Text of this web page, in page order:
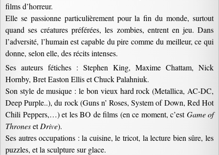
films d’horreur.
Elle se passionne particulièrement pour la fin du monde, surtout
quand ses créatures préférées, les zombies, entrent en jeu. Dans
l’adversité, l’humain est capable du pire comme du meilleur, ce qui
donne, selon elle, des récits intenses.
Ses auteurs fétiches : Stephen King, Maxime Chattam, Nick
Hornby, Bret Easton Ellis et Chuck Palahniuk.
Son style de musique : le bon vieux hard rock (Metallica, AC-DC,
Deep Purple..), du rock (Guns n’ Roses, System of Down, Red Hot
Chili Peppers,…) et les BO de films (en ce moment, c’estGame of
ThronesetDrive).
Ses autres occupations : la cuisine, le tricot, la lecture bien sûre, les
puzzles, et la sculpture sur glace.